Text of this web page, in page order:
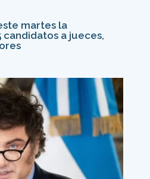
martes la
candidatos a jueces,